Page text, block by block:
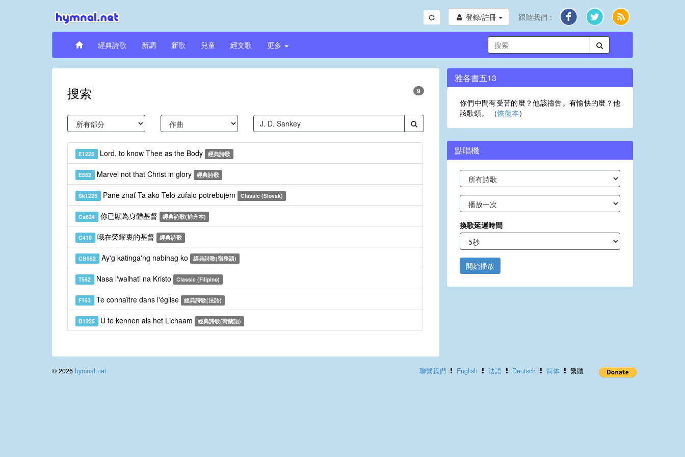
登錄/註冊 跟隨我們：
經典詩歌 新調 新歌 兒童 經文歌 更多
搜索 9
E1225 Lord, to know Thee as the Body 經典詩歌
E552 Marvel not that Christ in glory 經典詩歌
Sk1225 Pane znať Ta ako Telo zufalo potrebujem Classic (Slovak)
Cs624 你已顯為身體基督 經典詩歌(補充本)
C410 哦在榮耀裏的基督 經典詩歌
CB552 Ay'g katinga'ng nabihag ko 經典詩歌(宿務語)
T552 Nasa l'walhati na Kristo Classic (Filipino)
F153 Te connaître dans l'église 經典詩歌(法語)
D1225 U te kennen als het Lichaam 經典詩歌(菏蘭語)
雅各書五13
你們中間有受苦的麼？他該禱告。有愉快的麼？他
該歌頌。 （恢復本）
點唱機
換歌延遲時間
開始播放
聯繫我們 English 法語 Deutsch 简体 繁體
© 2026 hymnal.net